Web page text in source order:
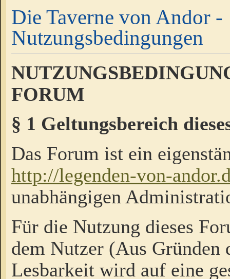
Die Taverne von Andor -
Nutzungsbedingungen
FORUM
§ 1 Geltungsbereich
Das Forum ist ein
http://legenden-von-
unabhängigen
Für die Nutzung dieses
dem Nutzer (Aus Gründen
Lesbarkeit wird auf eine